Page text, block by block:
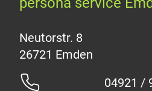
Neutorstr. 8
04921 /